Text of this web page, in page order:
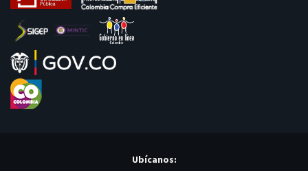
Ubícanos: